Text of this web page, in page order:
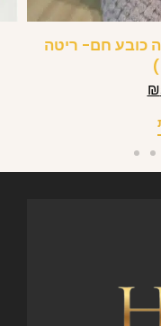
כובע חם- ריטה
₪